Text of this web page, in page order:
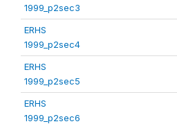
1999_p2sec3
ERHS
1999_p2sec4
ERHS
1999_p2sec5
ERHS
1999_p2sec6